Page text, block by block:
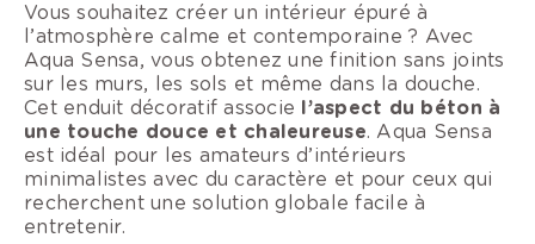
Vous souhaitez créer un intérieur épuré à
l’atmosphère calme et contemporaine ? Avec
Aqua Sensa, vous obtenez une finition sans joints
sur les murs, les sols et même dans la douche.
Cet enduit décoratif associe l’aspect du béton à
une touche douce et chaleureuse. Aqua Sensa
est idéal pour les amateurs d’intérieurs
minimalistes avec du caractère et pour ceux qui
recherchent une solution globale facile à
entretenir.